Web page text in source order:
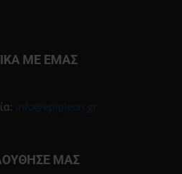
ΜΕ ΕΜΑΣ
info@epipleon.gr
ΜΑΣ